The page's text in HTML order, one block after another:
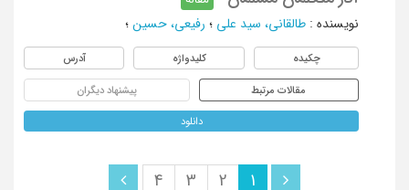
نویسنده : طالقانی، سید علی ؛ رفیعی، حسین ؛
چکیده کلیدواژه آدرس
مقالات مرتبط پیشنهاد دیگران
دانلود
1
2
3
4